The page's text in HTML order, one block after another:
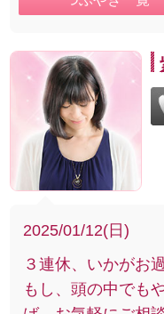
2025/01/12(日)
３連休、いかがお
もし、頭の中でも